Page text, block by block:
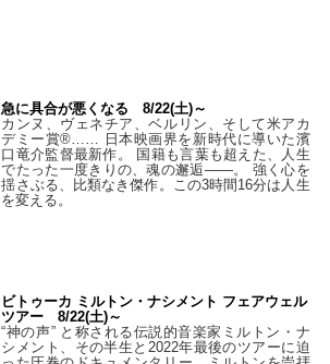
急に具合が悪くなる 8/22(土)～
カンヌ、ヴェネチア、ベルリン、そして米アカ
デミー賞®…… 日本映画界を新時代に導いた濱
口竜介監督最新作。 国籍も言葉も超えた、人生
でたった一度きりの、魂の邂逅――。 強く心を
揺さぶる、比類なき傑作。この3時間16分は人生
を変える。
ビトゥーカ ミルトン・ナシメント フェアウェル
ツアー 8/22(土)～
“神の声” と称される伝説的音楽家ミルトン・ナ
シメント、その半生と2022年最後のツアーに迫